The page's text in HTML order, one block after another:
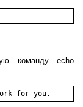
команду echo
for you.